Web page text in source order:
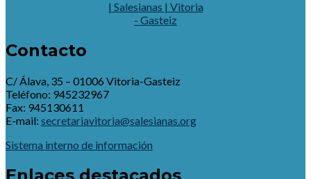
Contacto
C/ Álava, 35 – 01006 Vitoria-Gasteiz
Teléfono: 945232967
Fax: 945130611
E-mail: secretariavitoria@salesianas.org
Sistema interno de información